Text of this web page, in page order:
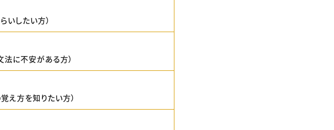
いしたい方）
法に不安がある方）
え方を知りたい方）